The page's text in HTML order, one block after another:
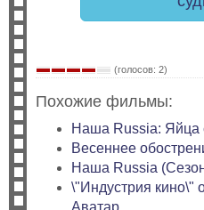
(голосов: 2)
Похожие фильмы:
Наша Russia: Яйца
Весеннее
Наша Russia
\"Индустрия кино\"
Аватар